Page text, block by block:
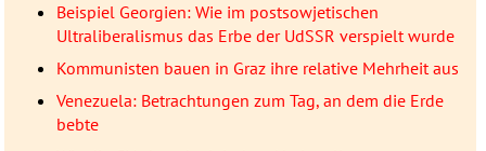
Beispiel Georgien: Wie im postsowjetischen
Ultraliberalismus das Erbe der UdSSR verspielt wurde
Kommunisten bauen in Graz ihre relative Mehrheit aus
Venezuela: Betrachtungen zum Tag, an dem die Erde
bebte